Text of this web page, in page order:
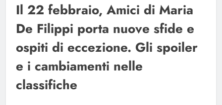
Il 22 febbraio, Amici di Maria
De Filippi porta nuove sfide e
ospiti di eccezione. Gli spoiler
e i cambiamenti nelle
classifiche